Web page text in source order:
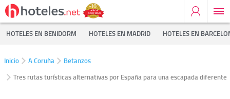
HOTELES EN BENIDORM HOTELES EN MADRID HOTELES EN
Inicio A Coruña
Betanzos
Tres rutas turísticas alternativas por España para una escapada diferente